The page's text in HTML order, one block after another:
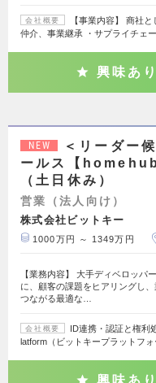
会社概要
【事業内容】 商社
仲介、事業継承 ・サプライチェ
興味あり
NEW
＜リーダー
ールス【
（土日休み）
営業（法人向け）
株式会社ビットキー
1000万円 ～ 1349万円
【業務内容】 大手ディベロッパ
に、顧客の課題をヒアリングし
つながる最適な…
会社概要
ID連携・認証と権
latform（ビットキープラットフ